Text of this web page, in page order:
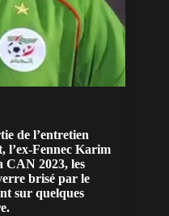
de l’entretien
l’ex-Fennec Karim
CAN 2023, les
brisé par le
sur quelques